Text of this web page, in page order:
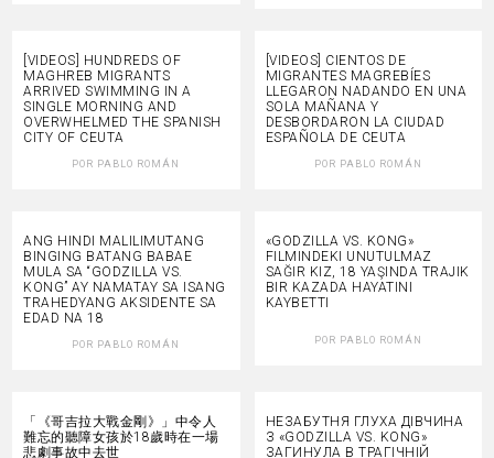
[VIDEOS] HUNDREDS OF
MAGHREB MIGRANTS
ARRIVED SWIMMING IN A
SINGLE MORNING AND
OVERWHELMED THE SPANISH
CITY OF CEUTA
POR PABLO ROMÁN
[VIDEOS] CIENTOS DE
MIGRANTES MAGREBÍES
LLEGARON NADANDO EN UNA
SOLA MAÑANA Y
DESBORDARON LA CIUDAD
ESPAÑOLA DE CEUTA
POR PABLO ROMÁN
ANG HINDI MALILIMUTANG
BINGING BATANG BABAE
MULA SA “GODZILLA VS.
KONG” AY NAMATAY SA ISANG
TRAHEDYANG AKSIDENTE SA
EDAD NA 18
POR PABLO ROMÁN
«GODZILLA VS. KONG»
FILMINDEKI UNUTULMAZ
SAĞIR KIZ, 18 YAŞINDA TRAJIK
BIR KAZADA HAYATINI
KAYBETTI
POR PABLO ROMÁN
「《哥吉拉大戰金剛》」中令人
難忘的聽障女孩於18歲時在一場
悲劇事故中去世
НЕЗАБУТНЯ ГЛУХА ДІВЧИНА
З «GODZILLA VS. KONG»
ЗАГИНУЛА В ТРАГІЧНІЙ